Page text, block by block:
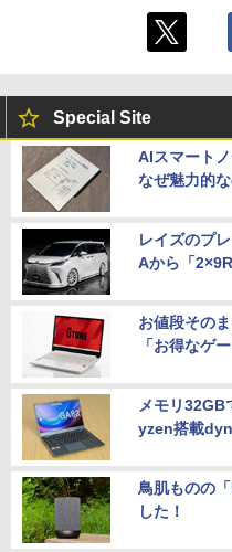
Special Site
AIスマート
なぜ魅力的
レイズのプ
Aから「
お値段その
「お得なゲ
メモリ32GB
yzen搭載
鳥肌ものの
した！